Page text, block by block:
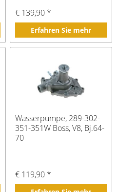
€ 139,90 *
Erfahren Sie mehr
Wasserpumpe, 289-302-
351-351W Boss, V8, Bj.64-
70
€ 119,90 *